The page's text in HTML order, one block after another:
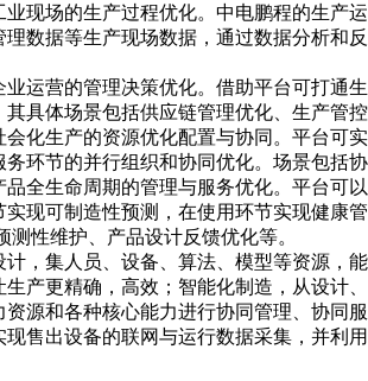
业现场的生产过程优化。中电鹏程的生产
理数据等生产现场数据，通过数据分析和
业运营的管理决策优化。借助平台可打通
其具体场景包括供应链管理优化、生产管
会化生产的资源优化配置与协同。平台可
务环节的并行组织和协同优化。场景包括
品全生命周期的管理与服务优化。平台可
实现可制造性预测，在使用环节实现健康
测性维护、产品设计反馈优化等。
， 集人员、设备、算法、模型等资源 ，
产更精确，高效 ；智能化制造， 从设计
资源和各种核心能力进行协同管理、协同
现售出设备的联网与运行数据采集，并利